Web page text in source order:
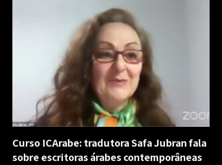
Curso ICArabe: tradutora Safa Jubran fala
sobre escritoras árabes contemporâneas